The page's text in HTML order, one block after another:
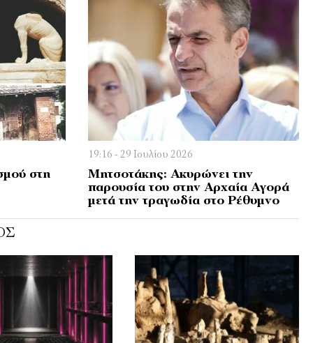
στη
19:16 - 29 Ιουλίου 2026
Μητσοτάκης: Ακυρώνει την
παρουσία του στην Αρχαία Αγορά
μετά την τραγωδία στο Ρέθυμνο